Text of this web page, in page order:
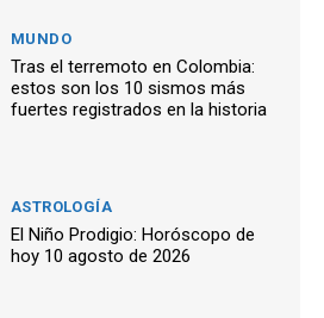
MUNDO
Tras el terremoto en Colombia:
estos son los 10 sismos más
fuertes registrados en la historia
ASTROLOGÍA
El Niño Prodigio: Horóscopo de
hoy 10 agosto de 2026